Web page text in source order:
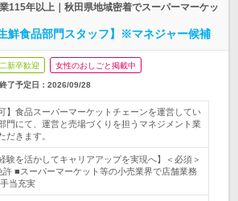
115年以上｜秋田県地域密着でスーパーマーケッ
鮮食品部門スタッフ】※マネジャー候補
新卒歓迎 女性のおしごと掲載中
終了予定日： 2026/09/28
】食品スーパーマーケットチェーンを運営してい
門にて、運営と売場づくりを担うマネジメント業
だきます。
験を活かしてキャリアアップを実現へ】＜必須＞
許 ■スーパーマーケット等の小売業界で店舗業務
当充実